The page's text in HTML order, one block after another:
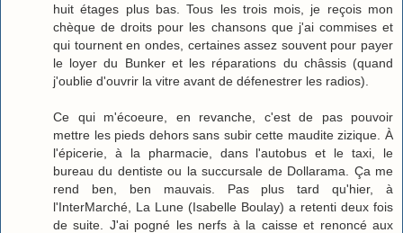
huit étages plus bas. Tous les trois mois, je reçois mon
chèque de droits pour les chansons que j'ai commises et
qui tournent en ondes, certaines assez souvent pour payer
le loyer du Bunker et les réparations du châssis (quand
j'oublie d'ouvrir la vitre avant de défenestrer les radios).
Ce qui m'écoeure, en revanche, c'est de pas pouvoir
mettre les pieds dehors sans subir cette maudite zizique. À
l'épicerie, à la pharmacie, dans l'autobus et le taxi, le
bureau du dentiste ou la succursale de Dollarama. Ça me
rend ben, ben mauvais. Pas plus tard qu'hier, à
l'InterMarché, La Lune (Isabelle Boulay) a retenti deux fois
de suite. J'ai pogné les nerfs à la caisse et renoncé aux